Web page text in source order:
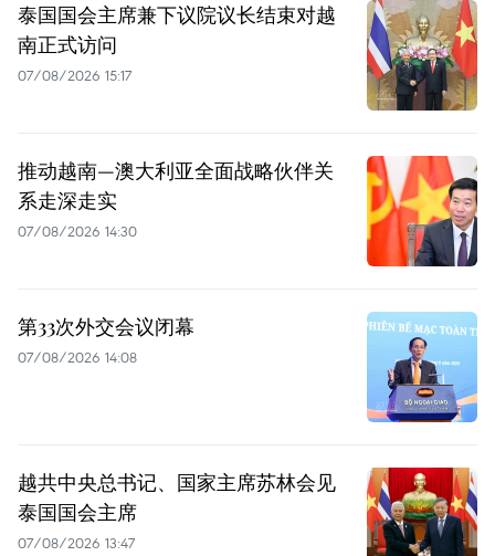
泰国国会主席兼下议院议长结束对越
南正式访问
07/08/2026 15:17
推动越南—澳大利亚全面战略伙伴关
系走深走实
07/08/2026 14:30
第33次外交会议闭幕
07/08/2026 14:08
越共中央总书记、国家主席苏林会见
泰国国会主席
07/08/2026 13:47